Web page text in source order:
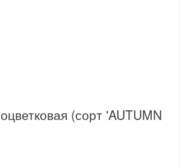
(сорт 'AUTUMN